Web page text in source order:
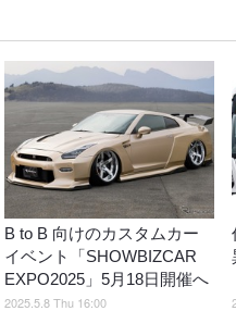
B to B 向けのカスタムカー
イベント「SHOWBIZCAR
EXPO2025」5月18日開催へ
2025.5.8 Thu 16:00